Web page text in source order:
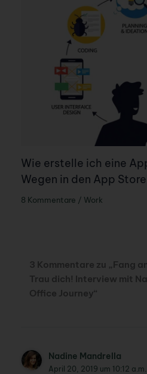
Wie erstelle ich eine
Wegen in den App
8 Kommentare / Work
3 Kommentare zu „Fang
Trau dich! Interview mit
Office Journey“
Nadine Mandrella
April 20, 2019 um 10:12